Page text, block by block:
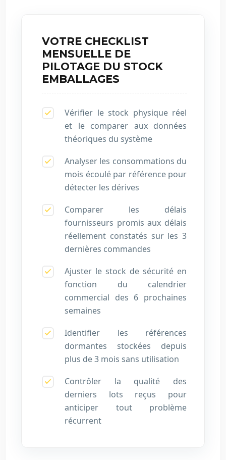
VOTRE CHECKLIST
MENSUELLE DE
PILOTAGE DU STOCK
EMBALLAGES
Vérifier le stock physique réel
et le comparer aux données
théoriques du système
Analyser les consommations du
mois écoulé par référence pour
détecter les dérives
Comparer les délais
fournisseurs promis aux délais
réellement constatés sur les 3
dernières commandes
Ajuster le stock de sécurité en
fonction du calendrier
commercial des 6 prochaines
semaines
Identifier les références
dormantes stockées depuis
plus de 3 mois sans utilisation
Contrôler la qualité des
derniers lots reçus pour
anticiper tout problème
récurrent